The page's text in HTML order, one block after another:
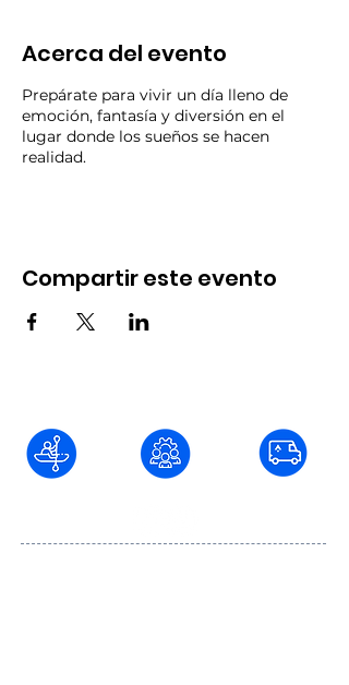
Acerca del evento
Prepárate para vivir un día lleno de
emoción, fantasía y diversión en el
lugar donde los sueños se hacen
realidad.
Compartir este evento